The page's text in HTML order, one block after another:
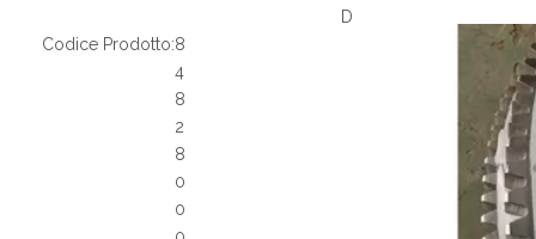
D
Codice Prodotto:8
4
8
2
8
0
0